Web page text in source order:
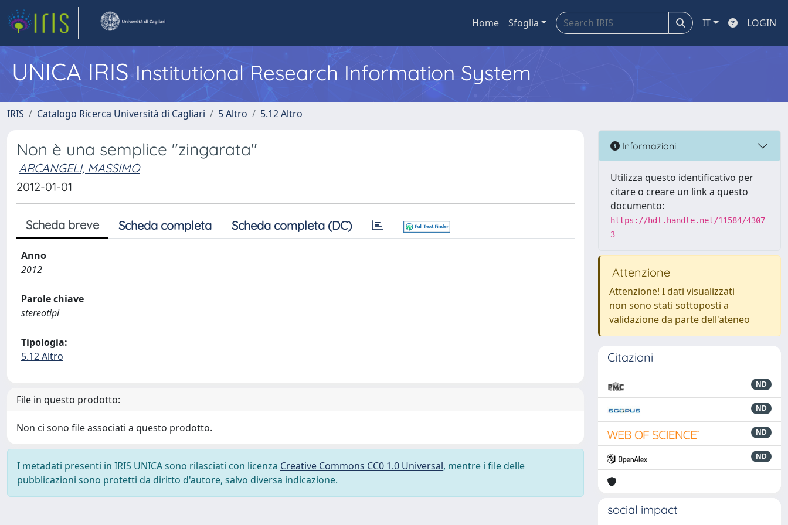
Home Sfoglia IT LOGIN
UNICA IRISInstitutional Research Information System
IRIS Catalogo Ricerca Università di Cagliari 5 Altro 5.12 Altro
Non è una semplice "zingarata"
ARCANGELI, MASSIMO
2012-01-01
Scheda breve Scheda completa Scheda completa (DC)
Anno
2012
Parole chiave
stereotipi
Tipologia:
5.12 Altro
File in questo prodotto:
Non ci sono file associati a questo prodotto.
I metadati presenti in IRIS UNICA sono rilasciati con licenza Creative Commons CC0 1.0 Universal, mentre i file delle
pubblicazioni sono protetti da diritto d'autore, salvo diversa indicazione.
Informazioni
Utilizza questo identificativo per
citare o creare un link a questo
documento:
https://hdl.handle.net/11584/4307
3
Attenzione
Attenzione! I dati visualizzati
non sono stati sottoposti a
validazione da parte dell'ateneo
Citazioni
ND
ND
ND
ND
social impact